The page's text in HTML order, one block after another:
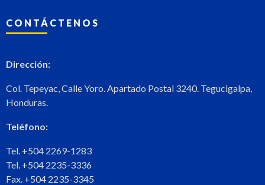
CONTÁCTENOS
Dirección:
Col. Tepeyac, Calle Yoro. Apartado Postal 3240. Tegucigalpa,
Honduras.
Teléfono:
Tel. +504 2269-1283
Tel. +504 2235-3336
Fax. +504 2235-3345